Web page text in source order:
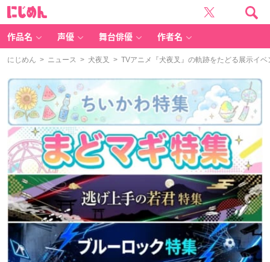
作品名 声優 舞台俳優 作者名
にじめん > ニュース > 犬夜叉 > TVアニメ『犬夜叉』の軌跡をたどる展示イ